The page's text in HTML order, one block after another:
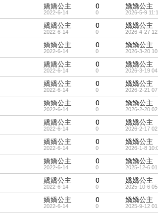
嬌嬌公主
2022-6-14
0
0
嬌嬌公主
2026-5-9
嬌嬌公主
2022-6-14
0
0
嬌嬌公主
2026-4-27
嬌嬌公主
2022-6-14
0
0
嬌嬌公主
2026-3-20
嬌嬌公主
2022-6-14
0
0
嬌嬌公主
2026-3-19
嬌嬌公主
2022-6-14
0
0
嬌嬌公主
2026-2-21
嬌嬌公主
2022-6-14
0
0
嬌嬌公主
2026-2-20
嬌嬌公主
2022-6-14
0
0
嬌嬌公主
2026-2-17
嬌嬌公主
2022-6-14
0
0
嬌嬌公主
2026-1-8
嬌嬌公主
2022-6-14
0
0
嬌嬌公主
2025-12-6
嬌嬌公主
2022-6-14
0
0
嬌嬌公主
2025-10-6
嬌嬌公主
2022-6-14
0
0
嬌嬌公主
2025-9-12